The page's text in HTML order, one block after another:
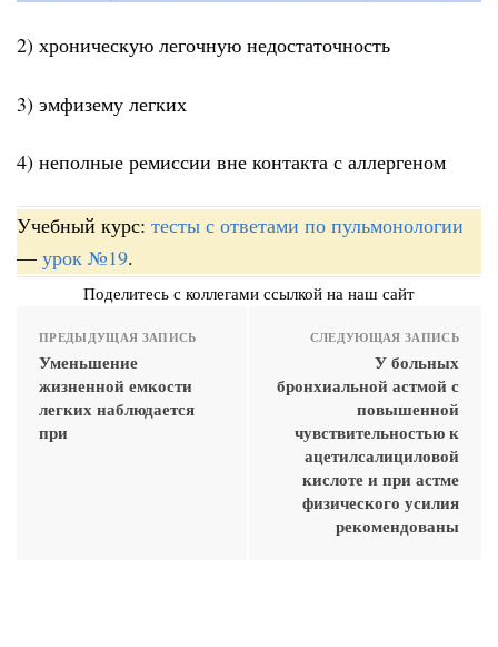
2) хроническую легочную недостаточность
3) эмфизему легких
4) неполные ремиссии вне контакта с аллергеном
Учебный курс: тесты с ответами по пульмонологии
— урок №19.
Поделитесь с коллегами ссылкой на наш сайт
ПРЕДЫДУЩАЯ ЗАПИСЬ
Уменьшение
жизненной емкости
легких наблюдается
при
СЛЕДУЮЩАЯ ЗАПИСЬ
У больных
бронхиальной астмой с
повышенной
чувствительностью к
ацетилсалициловой
кислоте и при астме
физического усилия
рекомендованы